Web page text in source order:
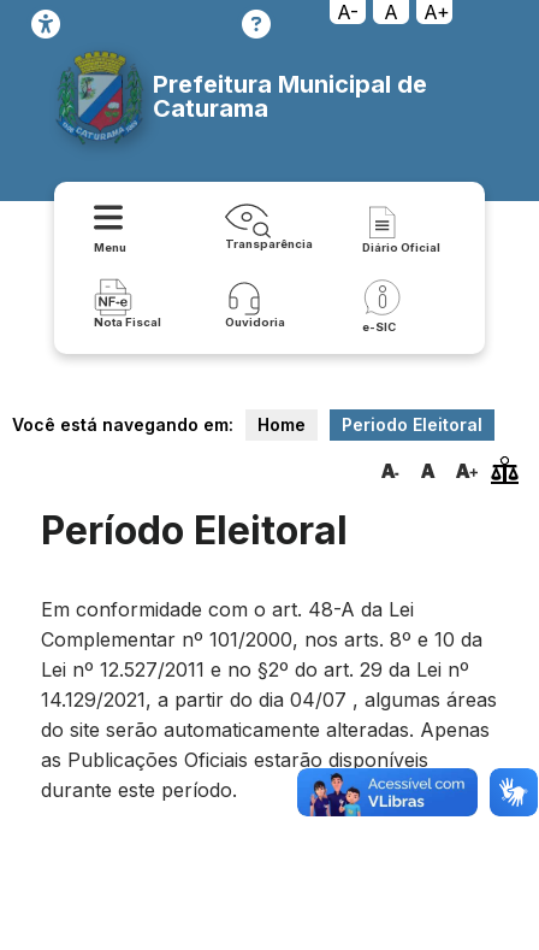
A- A A+
Prefeitura Municipal de
Caturama
Menu Transparência Diário Oficial
Nota Fiscal Ouvidoria e-SIC
Você está navegando em: Home Periodo Eleitoral
Período Eleitoral
Em conformidade com o art. 48-A da Lei
Complementar nº 101/2000, nos arts. 8º e 10 da
Lei nº 12.527/2011 e no §2º do art. 29 da Lei nº
14.129/2021, a partir do dia 04/07 , algumas áreas
do site serão automaticamente alteradas. Apenas
as Publicações Oficiais estarão disponíveis
durante este período.